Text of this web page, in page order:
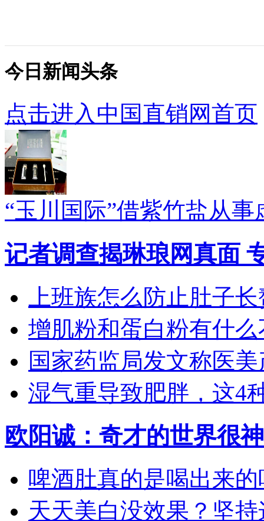
今日新闻头条
点击进入中国直销网首页
“玉川国际”借紫竹盐从
记者调查揭琳琅网真面
上班族怎么防止肚子
增肌粉和蛋白粉有什么
国家药监局发文称医
湿气重导致肥胖，这4
欧阳诚：奇才的世界很
啤酒肚真的是喝出来的
天天美白没效果？坚持